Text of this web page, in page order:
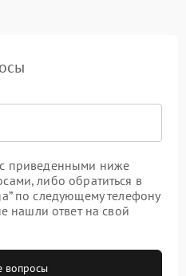
приведенными ниже
либо обратиться в
по следующему телефону
нашли ответ на свой